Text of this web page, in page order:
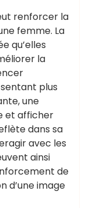
renforcer la
femme. La
qu’elles
la
plus
une
et afficher
dans sa
avec les
ainsi
de
d’une image